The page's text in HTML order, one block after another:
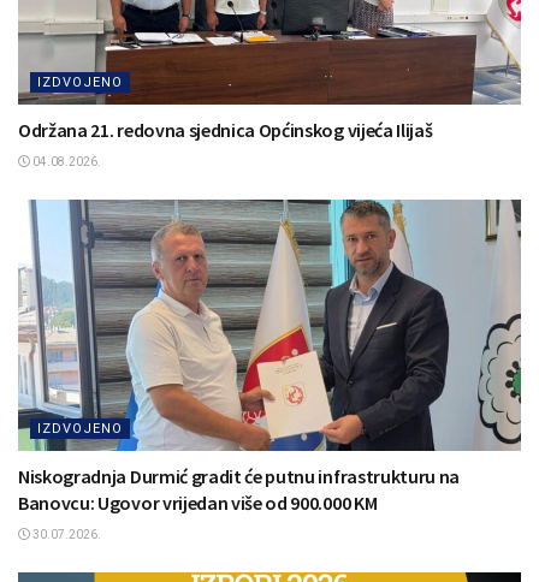
IZDVOJENO
Održana 21. redovna sjednica Općinskog vijeća Ilijaš
04.08.2026.
IZDVOJENO
Niskogradnja Durmić gradit će putnu infrastrukturu na
Banovcu: Ugovor vrijedan više od 900.000 KM
30.07.2026.